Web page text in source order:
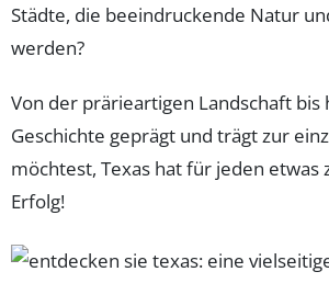
Städte, die beeindruckende Natur
werden?
Von der prärieartigen Landschaft
Geschichte geprägt und trägt zur
möchtest, Texas hat für jeden
Erfolg!